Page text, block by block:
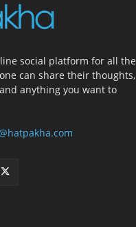
social platform for all the
can share their thoughts,
anything you want to